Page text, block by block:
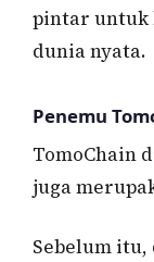
pintar untuk
dunia nyata.
Penemu
TomoChain
juga
Sebelum itu,